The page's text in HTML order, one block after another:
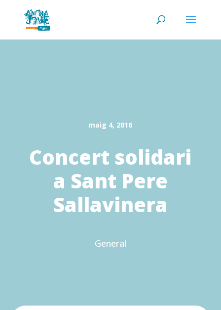
maig 4, 2016
Concert solidari
a Sant Pere
Sallavinera
General